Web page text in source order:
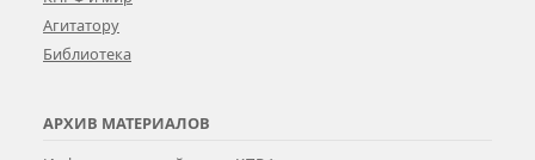
Агитатору
Библиотека
АРХИВ МАТЕРИАЛОВ